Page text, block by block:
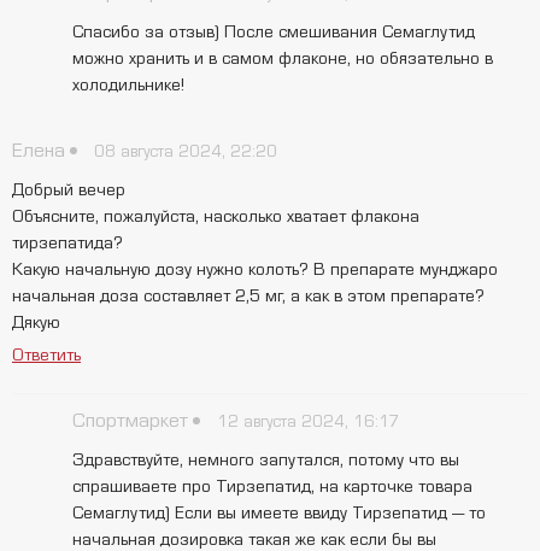
Спасибо за отзыв) После смешивания Семаглутид
можно хранить и в самом флаконе, но обязательно в
холодильнике!
Елена 08 августа 2024, 22:20
Добрый вечер
Объясните, пожалуйста, насколько хватает флакона
тирзепатида?
Какую начальную дозу нужно колоть? В препарате мунджаро
начальная доза составляет 2,5 мг, а как в этом препарате?
Дякую
Ответить
Спортмаркет 12 августа 2024, 16:17
Здравствуйте, немного запутался, потому что вы
спрашиваете про Тирзепатид, на карточке товара
Семаглутид) Если вы имеете ввиду Тирзепатид — то
начальная дозировка такая же как если бы вы